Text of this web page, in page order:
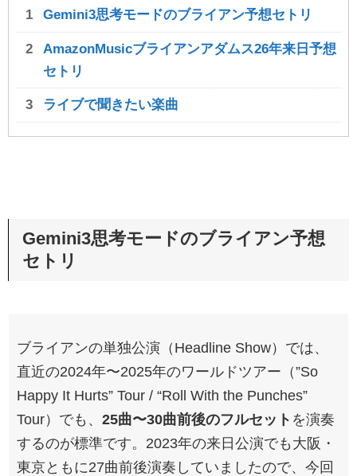
Gemini3思考モードのブライアン予想セトリ
AmazonMusicブライアンアダムス26年来日予想
セトリ
ライブで聞きたい楽曲
Gemini3思考モードのブライアン予想
セトリ
ブライアンの単独公演（Headline Show）では、
直近の2024年〜2025年のワールドツアー（”So
Happy It Hurts” Tour / “Roll With the Punches”
Tour）でも、 25曲〜30曲前後のフルセット を演奏
するのが標準です。2023年の来日公演でも大阪・
東京ともに27曲前後演奏していましたので、今回